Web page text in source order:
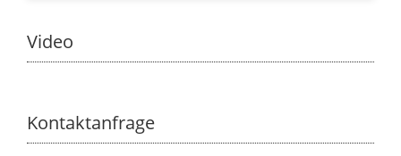
Video
Kontaktanfrage